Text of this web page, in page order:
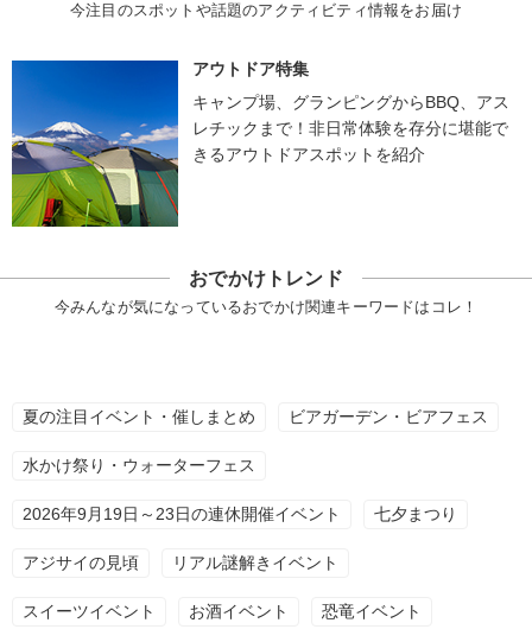
今注目のスポットや話題のアクティビティ情報をお届け
アウトドア特集
キャンプ場、グランピングからBBQ、アス
レチックまで！非日常体験を存分に堪能で
きるアウトドアスポットを紹介
おでかけトレンド
今みんなが気になっているおでかけ関連キーワードはコレ！
夏の注目イベント・催しまとめ ビアガーデン・ビアフェス
水かけ祭り・ウォーターフェス
2026年9月19日～23日の連休開催イベント 七夕まつり
アジサイの見頃 リアル謎解きイベント
スイーツイベント お酒イベント 恐竜イベント